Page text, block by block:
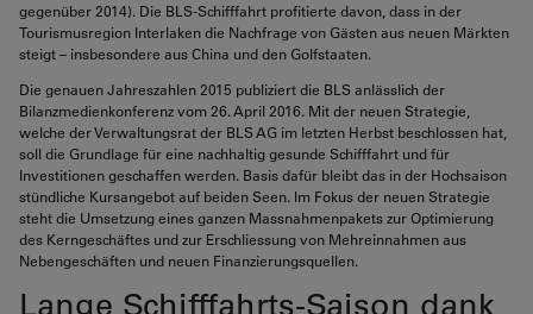
gegenüber 2014). Die BLS-Schifffahrt profitierte davon, dass in der
Tourismusregion Interlaken die Nachfrage von Gästen aus neuen Märkten
steigt – insbesondere aus China und den Golfstaaten.
Die genauen Jahreszahlen 2015 publiziert die BLS anlässlich der
Bilanzmedienkonferenz vom 26. April 2016. Mit der neuen Strategie,
welche der Verwaltungsrat der BLS AG im letzten Herbst beschlossen hat,
soll die Grundlage für eine nachhaltig gesunde Schifffahrt und für
Investitionen geschaffen werden. Basis dafür bleibt das in der Hochsaison
stündliche Kursangebot auf beiden Seen. Im Fokus der neuen Strategie
steht die Umsetzung eines ganzen Massnahmenpakets zur Optimierung
des Kerngeschäftes und zur Erschliessung von Mehreinnahmen aus
Nebengeschäften und neuen Finanzierungsquellen.
Lange Schifffahrts-Saison dank